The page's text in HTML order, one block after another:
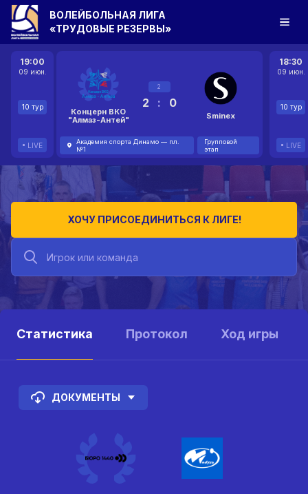
19:00
09 июн.
10 тур
LIVE
Концерн ВКО
"Алмаз-Антей"
2
2 : 0
Sminex
Академия спорта Динамо — пл.
№1
Групповой
этап
18:30
09 июн.
10 тур
LIVE
ВОЛЕЙБОЛЬНАЯ ЛИГА
«ТРУДОВЫЕ РЕЗЕРВЫ»
ХОЧУ ПРИСОЕДИНИТЬСЯ К ЛИГЕ!
Статистика Протокол Ход игры
ДОКУМЕНТЫ